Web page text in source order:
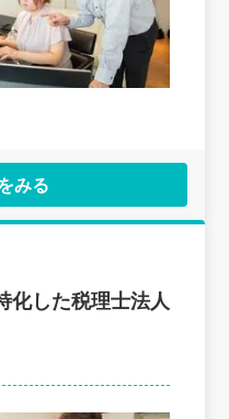
みる
化した税理士法人